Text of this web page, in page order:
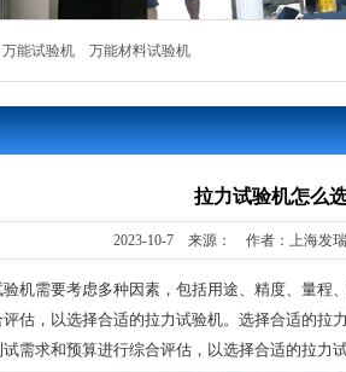
万能试验机 万能材料试验机
拉力试验机怎么
2023-10-7 来源： 作者：上海发瑞
机需要考虑多种因素，包括用途、精度、量
估，以选择合适的拉力试验机。选择合适的
需求和预算进行综合评估，以选择合适的拉力试